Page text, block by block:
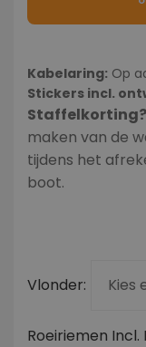
Kabelaring: Op
Stickers incl.
Staffelkorting?
maken van de
tijdens het
boot.
Vlonder
Roeiriemen Incl.